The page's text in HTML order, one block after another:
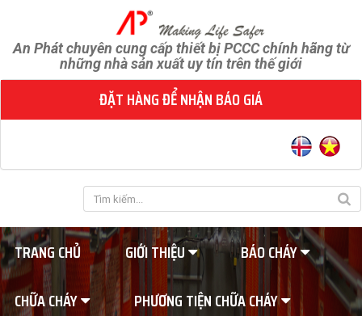
An Phát chuyên cung cấp thiết bị PCCC chính hãng từ
những nhà sản xuất uy tín trên thế giới
ĐẶT HÀNG ĐỂ NHẬN BÁO GIÁ
TRANG CHỦ GIỚI THIỆU
BÁO CHÁY
CHỮA CHÁY
PHƯƠNG TIỆN CHỮA CHÁY